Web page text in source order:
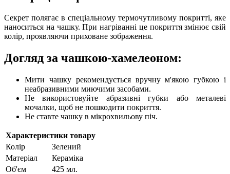
Секрет полягає в спеціальному термочутливому покритті, яке
наноситься на чашку. При нагріванні це покриття змінює свій
колір, проявляючи приховане зображення.
Догляд за чашкою-хамелеоном:
Мити чашку рекомендується вручну м'якою губкою і
неабразивними миючими засобами.
Не використовуйте абразивні губки або металеві
мочалки, щоб не пошкодити покриття.
Не ставте чашку в мікрохвильову піч.
Характеристики товару
Колір
Зелений
Матеріал
Кераміка
Об'єм
425 мл.